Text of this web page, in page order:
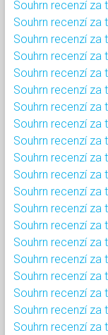
Souhrn recenzí za
Souhrn recenzí za
Souhrn recenzí za
Souhrn recenzí za
Souhrn recenzí za
Souhrn recenzí za
Souhrn recenzí za
Souhrn recenzí za
Souhrn recenzí za
Souhrn recenzí za
Souhrn recenzí za
Souhrn recenzí za
Souhrn recenzí za
Souhrn recenzí za
Souhrn recenzí za
Souhrn recenzí za
Souhrn recenzí za
Souhrn recenzí za
Souhrn recenzí za
Souhrn recenzí za